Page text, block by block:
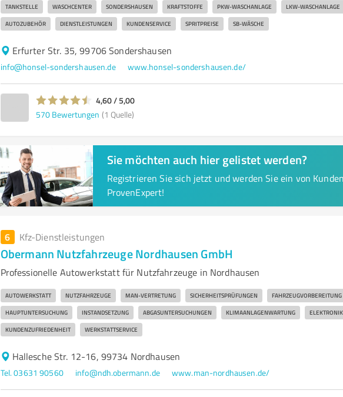
TANKSTELLE WASCHCENTER SONDERSHAUSEN KRAFTSTOFFE PKW-WASCHANLAGE LKW-WASCHANLAGE
AUTOZUBEHÖR DIENSTLEISTUNGEN KUNDENSERVICE SPRITPREISE SB-WÄSCHE
Erfurter Str. 35, 99706 Sondershausen
info@honsel-sondershausen.de www.honsel-sondershausen.de/
4,60 / 5,00
570 Bewertungen (1 Quelle)
Sie möchten auch hier gelistet werden?
Registrieren Sie sich jetzt und werden Sie ein von
ProvenExpert!
6 Kfz-Dienstleistungen
Obermann Nutzfahrzeuge Nordhausen GmbH
Professionelle Autowerkstatt für Nutzfahrzeuge in Nordhausen
AUTOWERKSTATT NUTZFAHRZEUGE MAN-VERTRETUNG SICHERHEITSPRÜFUNGEN FAHRZEUGVORBEREITUNG
HAUPTUNTERSUCHUNG INSTANDSETZUNG ABGASUNTERSUCHUNGEN KLIMAANLAGENWARTUNG
KUNDENZUFRIEDENHEIT WERKSTATTSERVICE
Hallesche Str. 12-16, 99734 Nordhausen
Tel. 03631 90560 info@ndh.obermann.de www.man-nordhausen.de/